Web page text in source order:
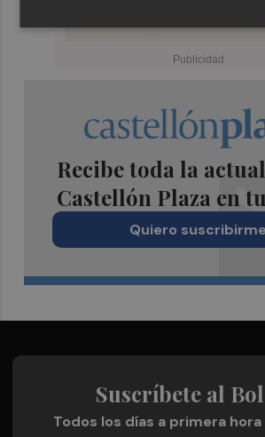
Recibe toda la
Castellón Plaza en
Quiero suscribirme
Suscríbete al
Todos los días a primera